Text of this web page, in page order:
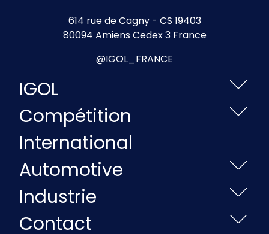
614 rue de Cagny - CS 19403
80094 Amiens Cedex 3 France
@IGOL_FRANCE
IGOL
Compétition
International
Automotive
Industrie
Contact